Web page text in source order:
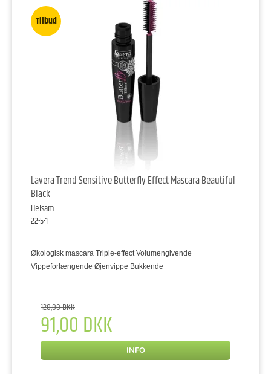
Tilbud
Lavera Trend Sensitive Butterfly Effect Mascara Beautiful
Black
Helsam
22-5-1
Økologisk mascara Triple-effect Volumengivende
Vippeforlængende Øjenvippe Bukkende
120,00 DKK
91,00 DKK
INFO